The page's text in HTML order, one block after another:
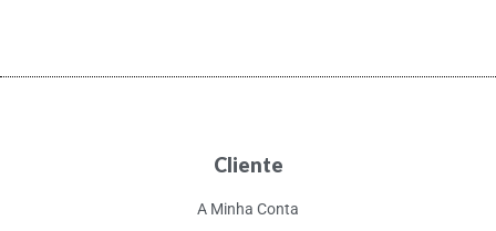
Cliente
A Minha Conta